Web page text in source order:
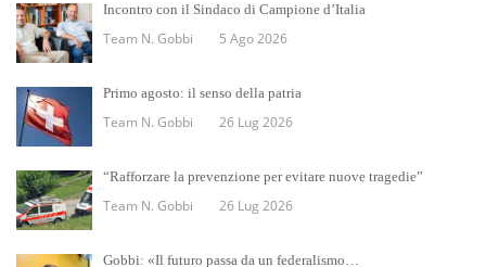
Incontro con il Sindaco di Campione d’Italia
Team N. Gobbi 5 Ago 2026
Primo agosto: il senso della patria
Team N. Gobbi 26 Lug 2026
“Rafforzare la prevenzione per evitare nuove tragedie”
Team N. Gobbi 26 Lug 2026
Gobbi: «Il futuro passa da un federalismo…